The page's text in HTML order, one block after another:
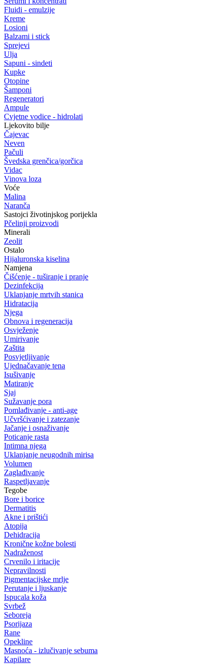
Fluidi - emulzije
Kreme
Losioni
Balzami i stick
Sprejevi
Ulja
Sapuni - sindeti
Kupke
Otopine
Šamponi
Regeneratori
Ampule
Cvjetne vodice - hidrolati
Ljekovito bilje
Čajevac
Neven
Pačuli
Švedska grenčica/gorčica
Vidac
Vinova loza
Voće
Malina
Naranča
Sastojci životinjskog porijekla
Pčelinji proizvodi
Minerali
Zeolit
Ostalo
Hijaluronska kiselina
Namjena
Čišćenje - tuširanje i pranje
Dezinfekcija
Uklanjanje mrtvih stanica
Hidratacija
Njega
Obnova i regeneracija
Osvježenje
Umirivanje
Zaštita
Posvjetljivanje
Ujednačavanje tena
Isušivanje
Matiranje
Sjaj
Sužavanje pora
Pomlađivanje - anti-age
Učvršćivanje i zatezanje
Jačanje i osnaživanje
Poticanje rasta
Intimna njega
Uklanjanje neugodnih mirisa
Volumen
Zaglađivanje
Raspetljavanje
Tegobe
Bore i borice
Dermatitis
Akne i prištići
Atopija
Dehidracija
Kronične kožne bolesti
Nadraženost
Crvenilo i iritacije
Nepravilnosti
Pigmentacijske mrlje
Perutanje i ljuskanje
Ispucala koža
Svrbež
Seboreja
Psorijaza
Rane
Opekline
Masnoća - izlučivanje sebuma
Kapilare